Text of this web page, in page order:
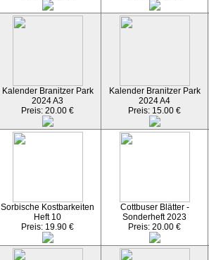
Kalender Branitzer Park
2024 A3
Preis: 20.00 €
Kalender Branitzer Park
2024 A4
Preis: 15.00 €
Sorbische Kostbarkeiten
Heft 10
Preis: 19.90 €
Cottbuser Blätter -
Sonderheft 2023
Preis: 20.00 €